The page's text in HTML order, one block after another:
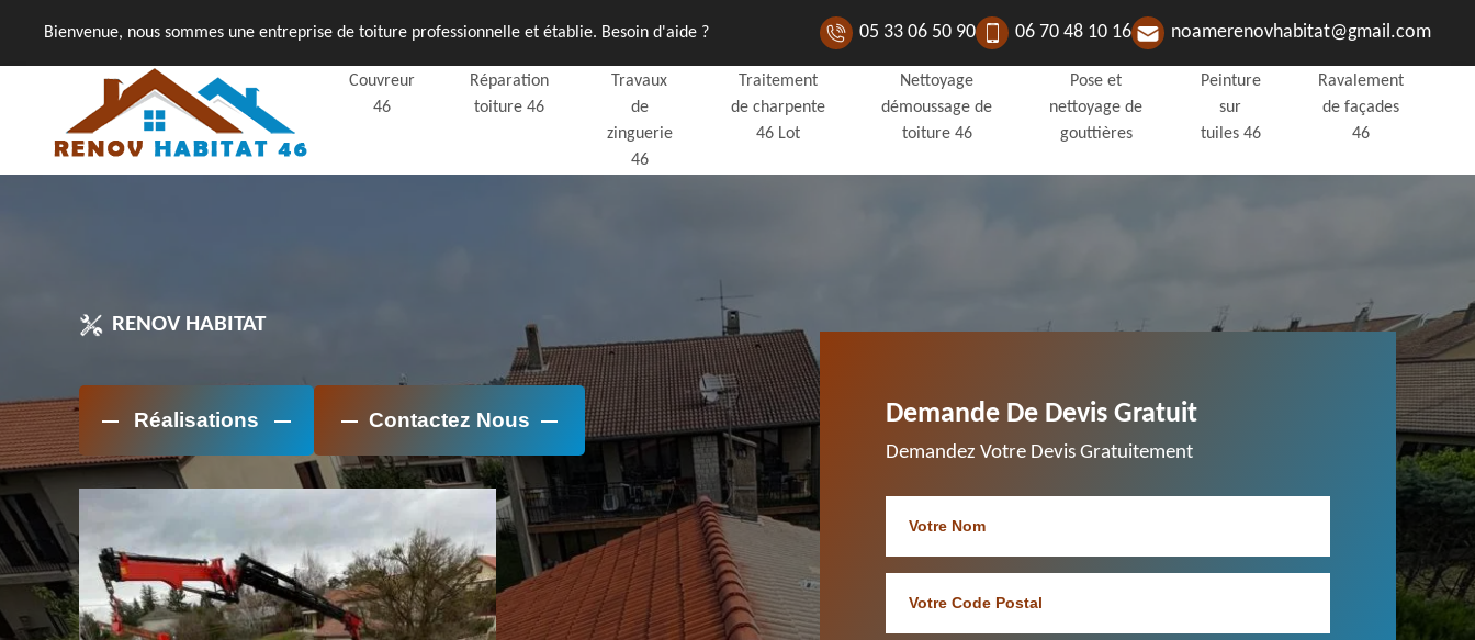
Bienvenue, nous sommes une entreprise de toiture professionnelle et établie. Besoin d'aide ? 05 33 06 50 90 06 70 48 10 16 noamerenovhabitat@gmail.com
Couvreur
46
Réparation
toiture 46
Travaux
de
zinguerie
46
Traitement
de charpente
46 Lot
Nettoyage
démoussage de
toiture 46
Pose et
nettoyage de
gouttières
Peinture
sur
tuiles 46
Ravalement
de façades
46
RENOV HABITAT
Réalisations Contactez Nous Demande De Devis Gratuit
Demandez Votre Devis Gratuitement